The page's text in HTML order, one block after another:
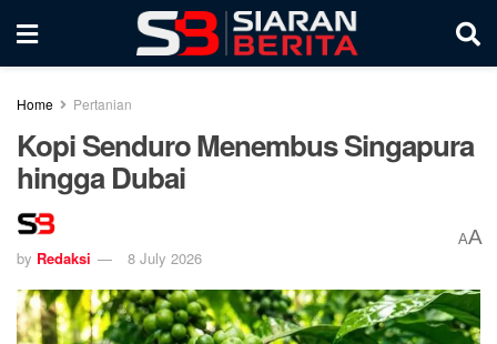
Home Pertanian
Kopi Senduro Menembus Singapura
hingga Dubai
by Redaksi 8 July 2026
AA